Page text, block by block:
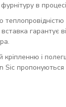
в
гарантує
кріпленню і
пропонуються